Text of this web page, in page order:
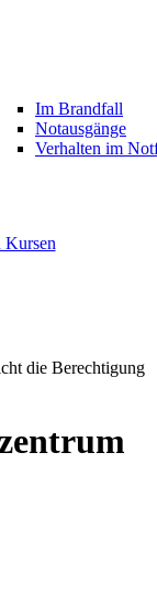
Im Brandfall
Notausgänge
Verhalten im
Kursen
die Berechtigung